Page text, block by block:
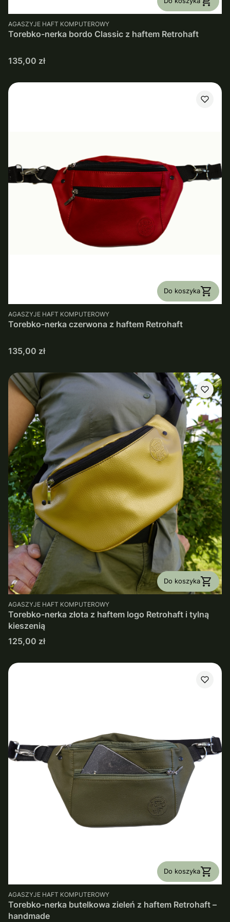
PRODUCENT
AGASZYJE HAFT KOMPUTEROWY
Torebko-nerka bordo Classic z haftem Retrohaft
Cena
135,00 zł
Do koszyka
PRODUCENT
AGASZYJE HAFT KOMPUTEROWY
Torebko-nerka czerwona z haftem Retrohaft
Cena
135,00 zł
Do koszyka
PRODUCENT
AGASZYJE HAFT KOMPUTEROWY
Torebko-nerka złota z haftem logo Retrohaft i tylną
kieszenią
Cena
125,00 zł
Do koszyka
PRODUCENT
AGASZYJE HAFT KOMPUTEROWY
Torebko-nerka butelkowa zieleń z haftem Retrohaft –
handmade